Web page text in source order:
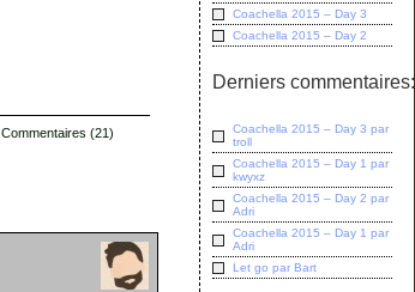
Commentaires (21)
Coachella 2015 – Day 3
Coachella 2015 – Day 2
Derniers commentaires:
Coachella 2015 – Day 3 par
troll
Coachella 2015 – Day 1 par
kwyxz
Coachella 2015 – Day 2 par
Adri
Coachella 2015 – Day 1 par
Adri
Let go par Bart